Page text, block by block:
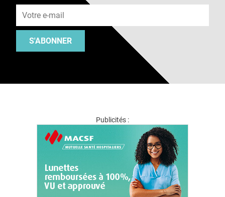
S'ABONNER
Publicités :